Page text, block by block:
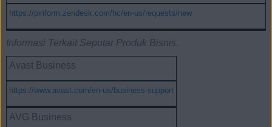
https://piriform.zendesk.com/hc/en-us/requests/new
Informasi Terkait Seputar Produk Bisnis.
Avast Business
https://www.avast.com/en-us/business-support
AVG Business